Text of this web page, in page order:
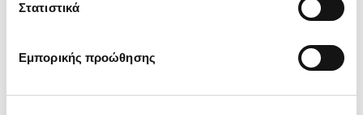
Στατιστικά
Εμπορικής προώθησης